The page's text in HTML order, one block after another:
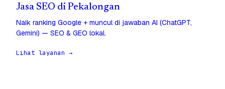
Jasa SEO di Pekalongan
Naik ranking Google + muncul di jawaban AI (ChatGPT,
Gemini) — SEO & GEO lokal.
Lihat layanan →